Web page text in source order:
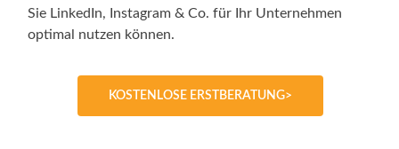
Sie LinkedIn, Instagram & Co. für Ihr Unternehmen
optimal nutzen können.
KOSTENLOSE ERSTBERATUNG>